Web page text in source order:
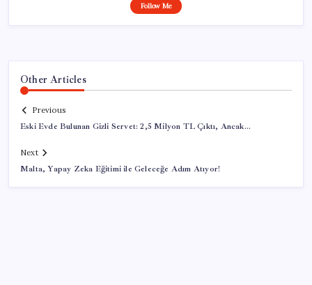
Follow Me
Other Articles
Previous
Eski Evde Bulunan Gizli Servet: 2,5 Milyon TL Çıktı, Ancak…
Next
Malta, Yapay Zeka Eğitimi ile Geleceğe Adım Atıyor!